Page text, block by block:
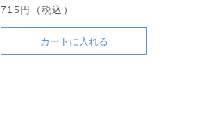
715円（税込）
カートに入れる